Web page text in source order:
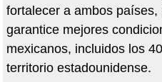
fortalecer a ambos
garantice mejores
mexicanos, incluidos los
territorio estadounidense.